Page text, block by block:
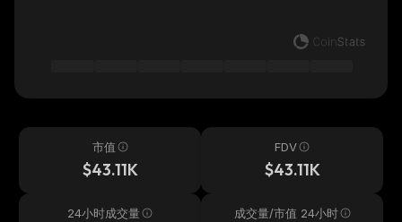
市值
$43.11K
FDV
$43.11K
24小时成交量 成交量/市值 24小时